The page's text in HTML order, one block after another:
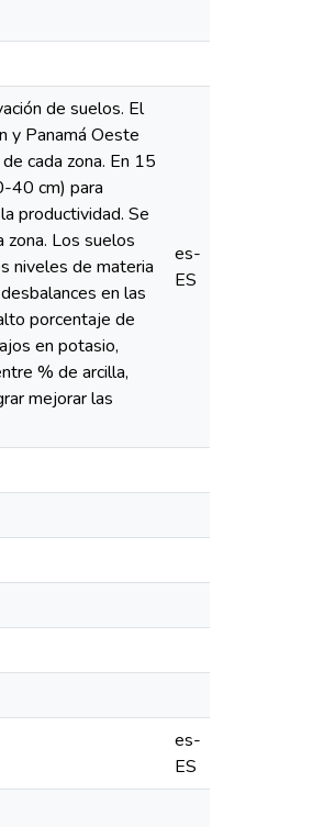
de suelos. El
y Panamá Oeste
cada zona. En 15
40 cm) para
productividad. Se
zona. Los suelos
niveles de materia
en las
porcentaje de
en potasio,
% de arcilla,
mejorar las
es-
ES
es-
ES